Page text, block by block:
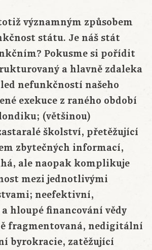
významným způsobem
státu. Je náš stát
Pokusme si pořídit
a hlavně zdaleka
nefunkčností našeho
exekuce z raného období
(většinou)
školství, přetěžující
zbytečných informací,
ale naopak komplikuje
mezi jednotlivými
neefektivní,
hloupé financování vědy
fragmentovaná, nedigitální
byrokracie, zatěžující